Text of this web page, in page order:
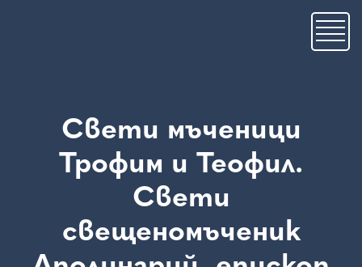
Свети мъченици
Трофим и Теофил.
Свети
свещеномъченик